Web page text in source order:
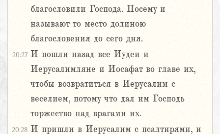
благословили Господа. Посему и
называют то место долиною
благословения до сего дня.
20:27 И пошли назад все Иудеи и
Иерусалимляне и Иосафат во главе их,
чтобы возвратиться в Иерусалим с
веселием, потому что дал им Господь
торжество над врагами их.
20:28 И пришли в Иерусалим с псалтирями, и